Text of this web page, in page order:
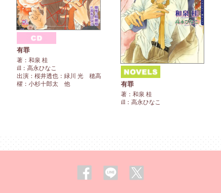
有罪
著：和泉 桂
ill：高永ひなこ
出演：桜井透也：緑川 光 穂高
櫂：小杉十郎太 他
有罪
著：和泉 桂
ill：高永ひなこ